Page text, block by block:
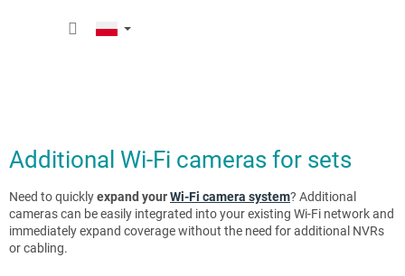
Additional Wi-Fi cameras for sets
Need to quicklyexpand yourWi-Fi camera system? Additional
cameras can be easily integrated into your existing Wi-Fi network and
immediately expand coverage without the need for additional NVRs
or cabling.